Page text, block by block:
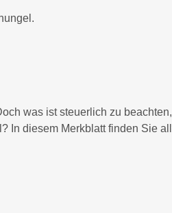
was ist steuerlich zu
In diesem Merkblatt finden Sie